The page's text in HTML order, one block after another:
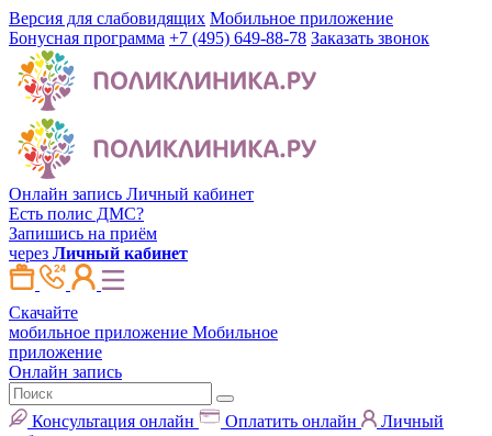
Версия для слабовидящих Мобильное приложение
Бонусная программа +7 (495) 649-88-78 Заказать звонок
Онлайн запись Личный кабинет
Есть полис ДМС?
Запишись на приём
через Личный кабинет
Скачайте
мобильное приложение Мобильное
приложение
Онлайн запись
Консультация онлайн Оплатить онлайн
Личный